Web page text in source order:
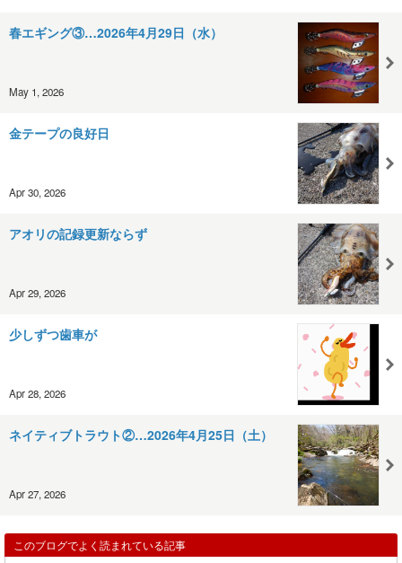
春エギング③…2026年4月29日（水）
May 1, 2026
金テープの良好日
Apr 30, 2026
アオリの記録更新ならず
Apr 29, 2026
少しずつ歯車が
Apr 28, 2026
ネイティブトラウト②…2026年4月25日（土）
Apr 27, 2026
このブログでよく読まれている記事